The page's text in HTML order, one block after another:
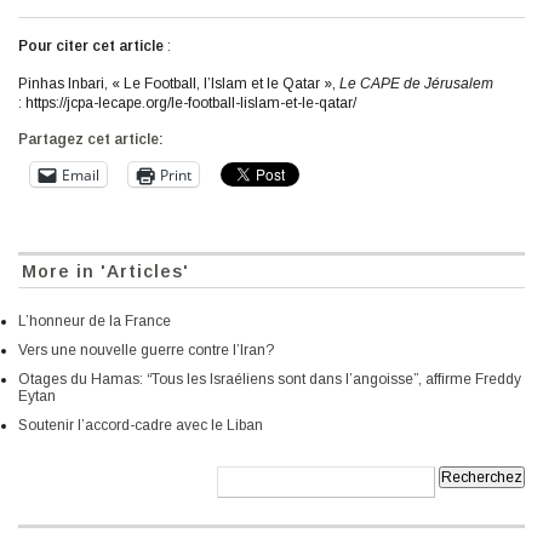
Pour citer cet article :
Pinhas Inbari, « Le Football, l’Islam et le Qatar », Le CAPE de Jérusalem
: https://jcpa-lecape.org/le-football-lislam-et-le-qatar/
Partagez cet article:
Email Print
More in 'Articles'
L’honneur de la France
Vers une nouvelle guerre contre l’Iran?
Otages du Hamas: “Tous les Israéliens sont dans l’angoisse”, affirme Freddy
Eytan
Soutenir l’accord-cadre avec le Liban